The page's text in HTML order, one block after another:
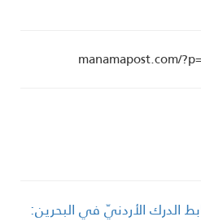
الأردنيّ في البحرين: